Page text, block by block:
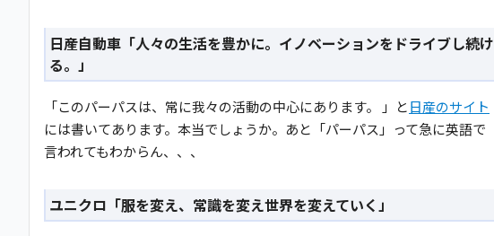
日産自動車「人々の生活を豊かに。イノベーションをドライブし続け
る。」
「このパーパスは、常に我々の活動の中心にあります。 」と日産のサイト
には書いてあります。本当でしょうか。あと「パーパス」って急に英語で
言われてもわからん、、、
ユニクロ「服を変え、常識を変え世界を変えていく」